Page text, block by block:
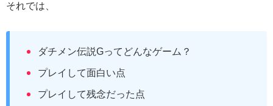
それでは、
ダチメン伝説Gってどんなゲーム？
プレイして面白い点
プレイして残念だった点